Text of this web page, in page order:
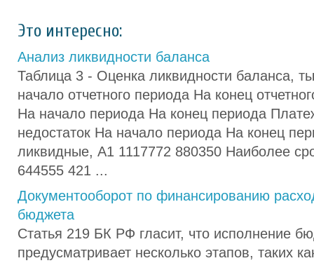
Это интересно:
Анализ ликвидности баланса
Таблица 3 - Оценка ликвидности баланса,
начало отчетного периода На конец
На начало периода На конец периода
недостаток На начало периода На конец
ликвидные, А1 1117772 880350 Наиболее
644555 421 ...
Документооборот по финансированию
бюджета
Статья 219 БК РФ гласит, что исполнение
предусматривает несколько этапов, таких